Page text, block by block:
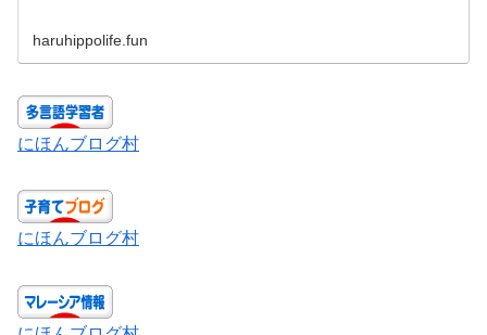
haruhippolife.fun
にほんブログ村
にほんブログ村